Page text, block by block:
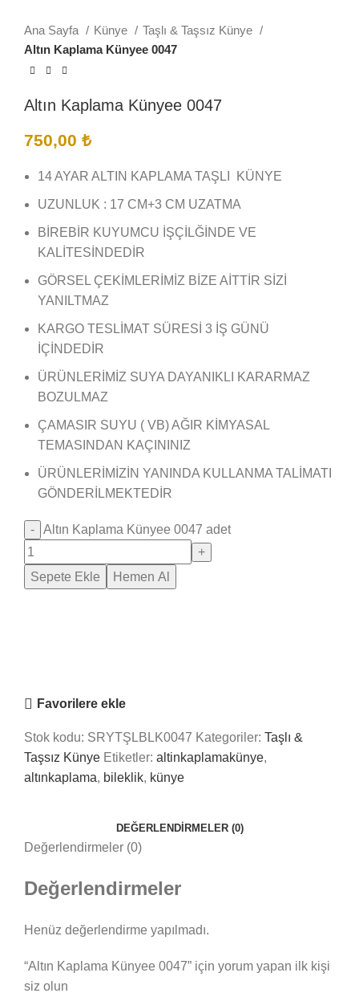
Ana Sayfa Künye
Taşlı & Taşsız Künye
Altın Kaplama Künyee 0047
Altın Kaplama Künyee 0047
750,00 ₺
14 AYAR ALTIN KAPLAMA TAŞLI KÜNYE
UZUNLUK : 17 CM+3 CM UZATMA
BİREBİR KUYUMCU İŞÇİLĞİNDE VE
KALİTESİNDEDİR
GÖRSEL ÇEKİMLERİMİZ BİZE AİTTİR SİZİ
YANILTMAZ
KARGO TESLİMAT SÜRESİ 3 İŞ GÜNÜ
İÇİNDEDİR
ÜRÜNLERİMİZ SUYA DAYANIKLI KARARMAZ
BOZULMAZ
ÇAMASIR SUYU ( VB) AĞIR KİMYASAL
TEMASINDAN KAÇININIZ
ÜRÜNLERİMİZİN YANINDA KULLANMA TALİMATI
GÖNDERİLMEKTEDİR
Altın Kaplama Künyee 0047 adet
Sepete Ekle Hemen Al
Favorilere ekle
Stok kodu: SRYTŞLBLK0047 Kategoriler: Taşlı &
Taşsız Künye Etiketler: altinkaplamakünye,
altınkaplama, bileklik, künye
DEĞERLENDIRMELER (0)
Değerlendirmeler (0)
Değerlendirmeler
Henüz değerlendirme yapılmadı.
“Altın Kaplama Künyee 0047” için yorum yapan ilk kişi
siz olun